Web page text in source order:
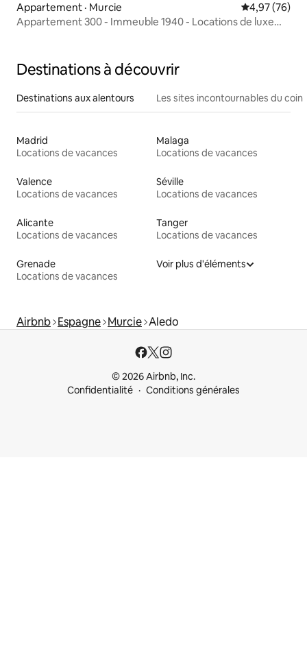
Appartement · Murcie Note
4,97 (76)
Appartement 300 - Immeuble 1940 - Locations de luxe
Destinations à découvrir
Destinations aux alentours Les sites incontournables du coin
Madrid
Locations de vacances
Malaga
Locations de vacances
Valence
Locations de vacances
Séville
Locations de vacances
Alicante
Locations de vacances
Tanger
Locations de vacances
Grenade
Locations de vacances
Voir plus d'éléments
Airbnb Espagne Murcie Aledo
© 2026 Airbnb, Inc.
Confidentialité
Conditions générales